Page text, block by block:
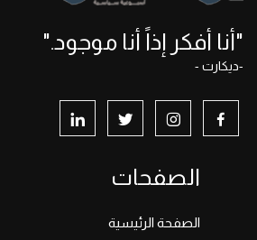
"أنا أفكر إذاً أنا موجود."
-ديكارت -
الصفحات
الصفحة الرئيسية